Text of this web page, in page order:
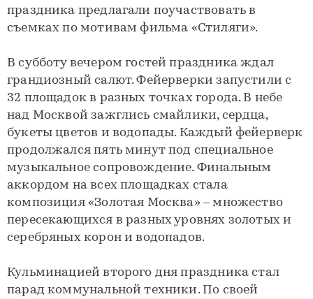
праздника предлагали поучаствовать в
съемках по мотивам фильма «Стиляги».
В субботу вечером гостей праздника ждал
грандиозный салют. Фейерверки запустили с
32 площадок в разных точках города. В небе
над Москвой зажглись смайлики, сердца,
букеты цветов и водопады. Каждый фейерверк
продолжался пять минут под специальное
музыкальное сопровождение. Финальным
аккордом на всех площадках стала
композиция «Золотая Москва» – множество
пересекающихся в разных уровнях золотых и
серебряных корон и водопадов.
Кульминацией второго дня праздника стал
парад коммунальной техники. По своей